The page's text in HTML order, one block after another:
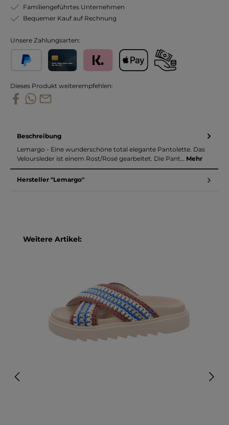
Familiengeführtes Unternehmen
Bequemer Kauf auf Rechnung
Unsere Zahlungsarten:
Dieses Produkt weiterempfehlen:
Beschreibung
Lemargo - Eine wunderschöne total elegante Pantolette. Das
Veloursleder ist einem Rost/Rosé gearbeitet. Die Pant… Mehr
Hersteller "Lemargo"
Produktgalerie überspringen
Weitere Artikel: